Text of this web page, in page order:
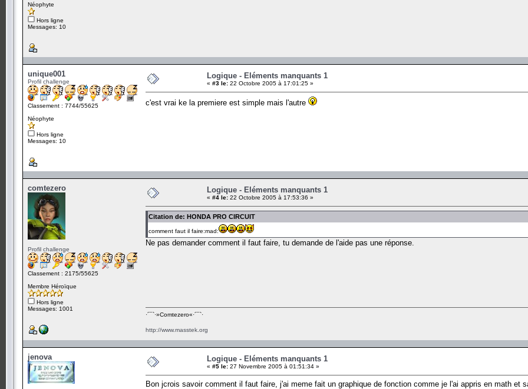
Néophyte
Hors ligne
Messages: 10
unique001
Profil challenge
Classement : 7744/55625
Néophyte
Hors ligne
Messages: 10
Logique - Eléments manquants 1
« #3 le: 22 Octobre 2005 à 17:01:25 »
c'est vrai ke la premiere est simple mais l'autre
comtezero
Profil challenge
Classement : 2175/55625
Membre Héroïque
Hors ligne
Messages: 1001
Logique - Eléments manquants 1
« #4 le: 22 Octobre 2005 à 17:53:36 »
Citation de: HONDA PRO CIRCUIT
comment faut il faire:mad:
Ne pas demander comment il faut faire, tu demande de l'aide pas une réponse.
·´¯`·­»Comtezero«­·´¯`·
http://www.masstek.org
jenova Logique - Eléments manquants 1
« #5 le: 27 Novembre 2005 à 01:51:34 »
Bon jcrois savoir comment il faut faire, j'ai meme fait un graphique de fonction comme je l'ai appris en math